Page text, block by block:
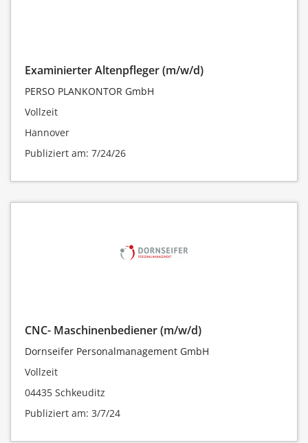
Examinierter Altenpfleger (m/w/d)
PERSO PLANKONTOR GmbH
Vollzeit
Hannover
Publiziert am: 7/24/26
CNC- Maschinenbediener (m/w/d)
Dornseifer Personalmanagement GmbH
Vollzeit
04435 Schkeuditz
Publiziert am: 3/7/24